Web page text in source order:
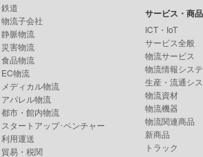
鉄道
物流子会社
静脈物流
災害物流
食品物流
EC物流
メディカル物流
アパレル物流
都市・館内物流
スタートアップ･ベンチャー
利用運送
貿易・税関
サービス・商品
ICT・IoT
サービス全般
物流サービス
物流情報シス
生産・流通シ
物流資材
物流機器
物流関連商品
新商品
トラック